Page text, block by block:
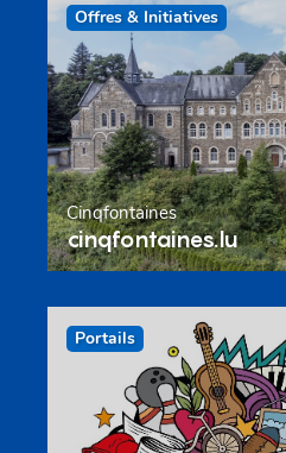
Offres & Initiatives
Cinqfontaines
cinqfontaines.lu
Portails